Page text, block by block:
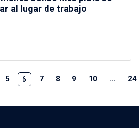
al lugar de trabajo
5 6 7 8 9 10 … 24